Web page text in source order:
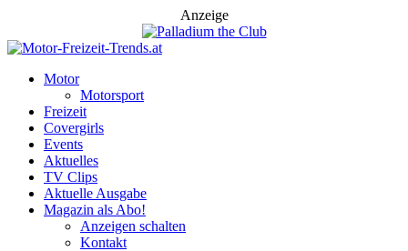
Anzeige
Motor
Motorsport
Freizeit
Covergirls
Events
Aktuelles
TV Clips
Aktuelle Ausgabe
Magazin als Abo!
Anzeigen schalten
Kontakt